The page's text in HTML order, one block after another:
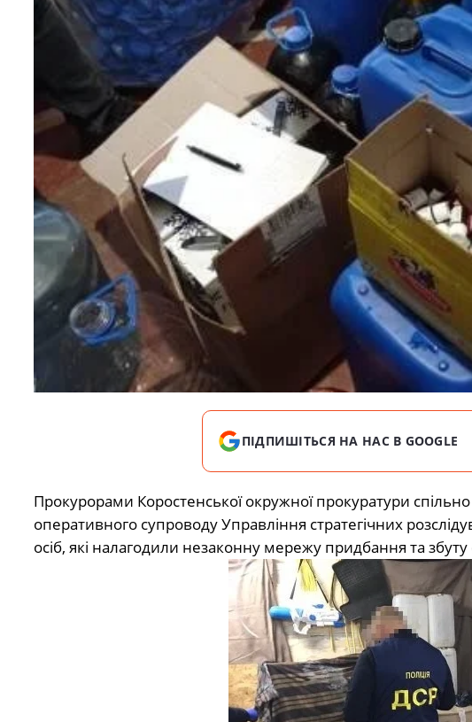
ПІДПИШІТЬСЯ НА НАС В GOOGLE
Прокурорами Коростенської окружної прокуратури спільно
оперативного супроводу Управління стратегічних
осіб, які налагодили незаконну мережу придбання та